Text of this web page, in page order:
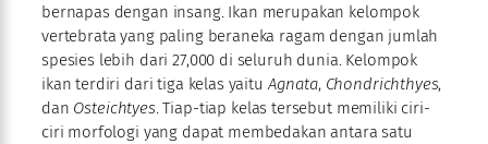
bernapas dengan insang. Ikan merupakan kelompok
vertebrata yang paling beraneka ragam dengan jumlah
spesies lebih dari 27,000 di seluruh dunia. Kelompok
ikan terdiri dari tiga kelas yaituAgnata, Chondrichthyes,
dan Osteichtyes. Tiap-tiap kelas tersebut memiliki ciri-
ciri morfologi yang dapat membedakan antara satu